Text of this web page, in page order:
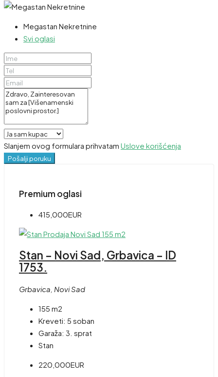
Megastan Nekretnine
Svi oglasi
Slanjem ovog formulara prihvatam Uslove korišćenja
Pošalji poruku
Premium oglasi
415,000EUR
Stan – Novi Sad, Grbavica – ID
1753.
Grbavica, Novi Sad
155 m2
Kreveti: 5 soban
Garaža: 3. sprat
Stan
220,000EUR